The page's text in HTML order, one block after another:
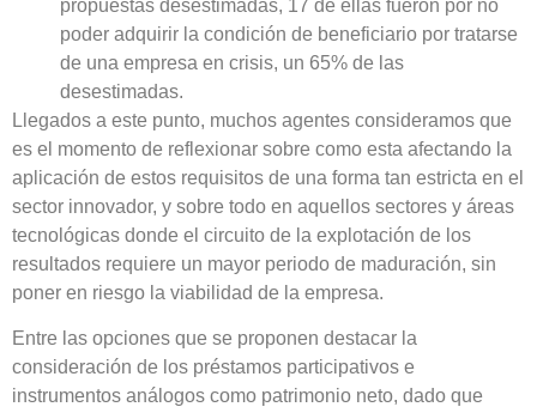
propuestas desestimadas, 17 de ellas fueron por no
poder adquirir la condición de beneficiario por tratarse
de una empresa en crisis, un 65% de las
desestimadas.
Llegados a este punto, muchos agentes consideramos que
es el momento de reflexionar sobre como esta afectando la
aplicación de estos requisitos de una forma tan estricta en el
sector innovador, y sobre todo en aquellos sectores y áreas
tecnológicas donde el circuito de la explotación de los
resultados requiere un mayor periodo de maduración, sin
poner en riesgo la viabilidad de la empresa.
Entre las opciones que se proponen destacar la
consideración de los préstamos participativos e
instrumentos análogos como patrimonio neto, dado que